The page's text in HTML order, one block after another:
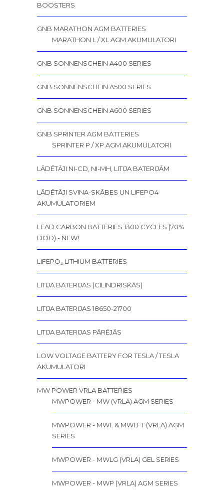
BOOSTERS
GNB MARATHON AGM BATTERIES
MARATHON L / XL AGM AKUMULATORI
GNB SONNENSCHEIN A400 SERIES
GNB SONNENSCHEIN A500 SERIES
GNB SONNENSCHEIN A600 SERIES
GNB SPRINTER AGM BATTERIES
SPRINTER P / XP AGM AKUMULATORI
LĀDĒTĀJI NI-CD, NI-MH, LITIJA BATERIJĀM
LĀDĒTĀJI SVINA-SKĀBES UN LIFEPO4
AKUMULATORIEM
LEAD CARBON BATTERIES 1300 CYCLES (70%
DOD) - NEW!
LIFEPO₄ LITHIUM BATTERIES
LITIJA BATERIJAS (CILINDRISKĀS)
LITIJA BATERIJAS 18650-21700
LITIJA BATERIJAS PĀRĒJĀS
LOW VOLTAGE BATTERY FOR TESLA / TESLA
AKUMULATORI
MW POWER VRLA BATTERIES
MWPOWER - MW (VRLA) AGM SERIES
MWPOWER - MWL & MWLFT (VRLA) AGM
SERIES
MWPOWER - MWLG (VRLA) GEL SERIES
MWPOWER - MWP (VRLA) AGM SERIES